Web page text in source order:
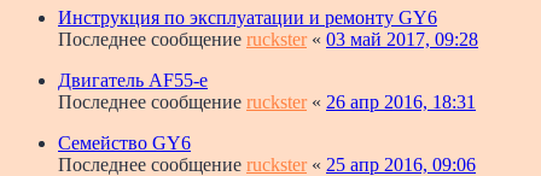
Инструкция по эксплуатации и ремонту GY6
Последнее сообщение ruckster« 03 май 2017, 09:28
Двигатель AF55-e
Последнее сообщение ruckster« 26 апр 2016, 18:31
Семейство GY6
Последнее сообщение ruckster« 25 апр 2016, 09:06